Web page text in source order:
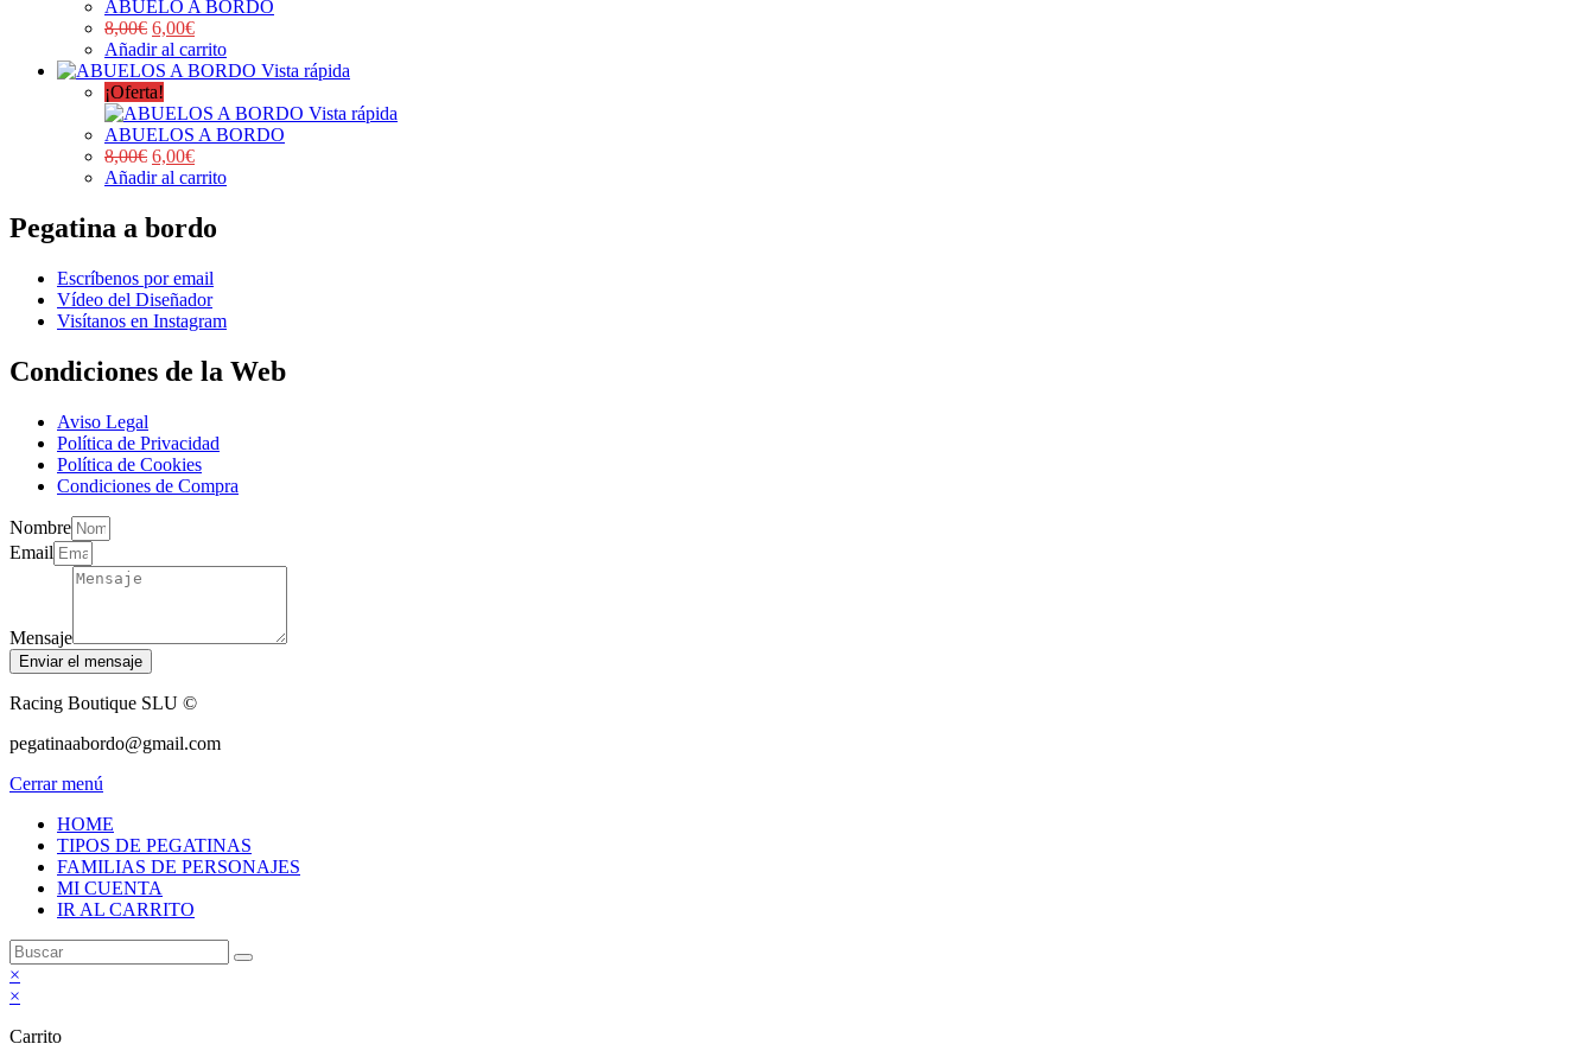
ABUELO A BORDO
8,00€ 6,00€
Añadir al carrito
Vista rápida
¡Oferta!
Vista rápida
ABUELOS A BORDO
8,00€ 6,00€
Añadir al carrito
Pegatina a bordo
Escríbenos por email
Vídeo del Diseñador
Visítanos en Instagram
Condiciones de la Web
Aviso Legal
Política de Privacidad
Política de Cookies
Condiciones de Compra
Nombre
Email
Mensaje
Enviar el mensaje
Racing Boutique SLU ©
pegatinaabordo@gmail.com
Cerrar menú
HOME
TIPOS DE PEGATINAS
FAMILIAS DE PERSONAJES
MI CUENTA
IR AL CARRITO
×
×
Carrito